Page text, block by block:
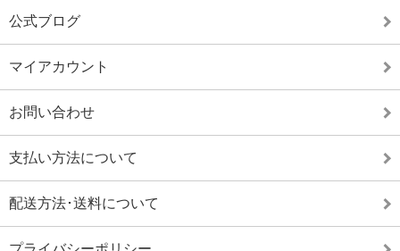
公式ブログ
マイアカウント
お問い合わせ
支払い方法について
配送方法･送料について